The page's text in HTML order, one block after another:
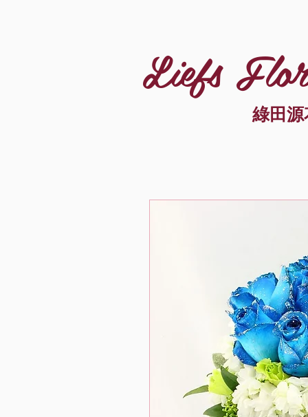
Liefs
綠田源